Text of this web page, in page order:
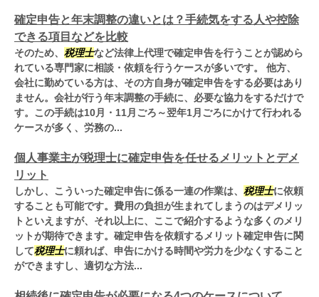
確定申告と年末調整の違いとは？手続気をする人や控除
できる項目などを比較
そのため、 税理士など法律上代理で確定申告を行うことが認めら
れている専門家に相談・依頼を行うケースが多いです。 他方、
会社に勤めている方は、その方自身が確定申告をする必要はあり
ません。会社が行う年末調整の手続に、必要な協力をするだけで
す。この手続は10月・11月ごろ～翌年1月ごろにかけて行われる
ケースが多く、労務の...
個人事業主が税理士に確定申告を任せるメリットとデメ
リット
しかし、こういった確定申告に係る一連の作業は、 税理士に依頼
することも可能です。費用の負担が生まれてしまうのはデメリッ
トといえますが、それ以上に、ここで紹介するような多くのメリ
ットが期待できます。確定申告を依頼するメリット確定申告に関
して税理士に頼れば、申告にかける時間や労力を少なくすること
ができますし、適切な方法...